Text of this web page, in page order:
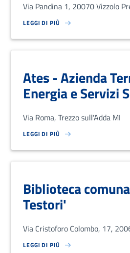
Via Pandina 1, 20070 Vizzolo
LEGGI DI PIÙ
SU LOREM IPSUM DOLOR SIT
Ates - Azienda
Energia e Servizi
Via Roma, Trezzo sull'Adda MI
LEGGI DI PIÙ
SU LOREM IPSUM DOLOR SIT
Biblioteca
Testori'
Via Cristoforo Colombo, 17,
LEGGI DI PIÙ
SU LOREM IPSUM DOLOR SIT